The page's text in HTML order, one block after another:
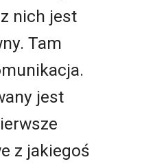
nich jest
Tam
jest
z jakiegoś